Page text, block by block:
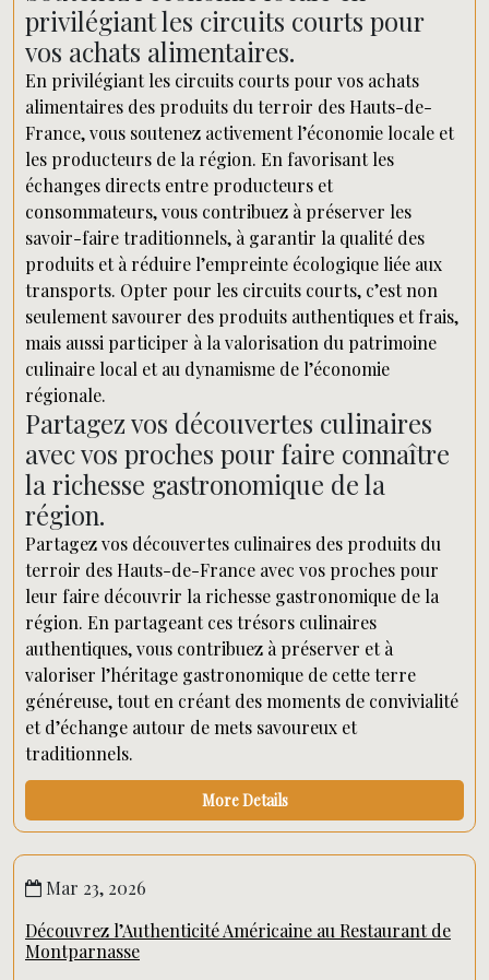
privilégiant les circuits courts pour
vos achats alimentaires.
En privilégiant les circuits courts pour vos achats
alimentaires des produits du terroir des Hauts-de-
France, vous soutenez activement l’économie locale et
les producteurs de la région. En favorisant les
échanges directs entre producteurs et
consommateurs, vous contribuez à préserver les
savoir-faire traditionnels, à garantir la qualité des
produits et à réduire l’empreinte écologique liée aux
transports. Opter pour les circuits courts, c’est non
seulement savourer des produits authentiques et frais,
mais aussi participer à la valorisation du patrimoine
culinaire local et au dynamisme de l’économie
régionale.
Partagez vos découvertes culinaires
avec vos proches pour faire connaître
la richesse gastronomique de la
région.
Partagez vos découvertes culinaires des produits du
terroir des Hauts-de-France avec vos proches pour
leur faire découvrir la richesse gastronomique de la
région. En partageant ces trésors culinaires
authentiques, vous contribuez à préserver et à
valoriser l’héritage gastronomique de cette terre
généreuse, tout en créant des moments de convivialité
et d’échange autour de mets savoureux et
traditionnels.
More Details
Mar 23, 2026
Découvrez l’Authenticité Américaine au Restaurant de
Montparnasse